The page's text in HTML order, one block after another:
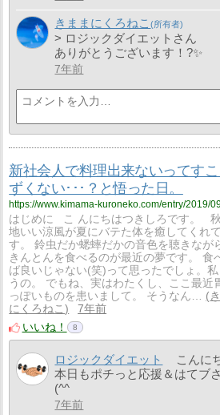
きままにくろねこ
> ロジックダイエットさん
ありがとうございます！?✨
7年前
新社会人で料理出来ないってすこ
ずくない･･･？と悟った日。
はじめに こ んにちはつきしろです。
地いい涼風が夏にバテた体を癒してくれ
す。 鈴虫だか蟋蟀だかの音色を聴きなが
きんとんを食べるのが最近の夢です。 食
ば良いじゃない(笑)って思ったでしょ。私
うの。 でもね、実はわたくし、ここ最近
っぽいものを患いまして。 そうなん…
にくろねこ
7年前
いいね！
8
ロジックダイエット
こんに
本日もポチっと応援＆はてブ
(^^ゞ
7年前